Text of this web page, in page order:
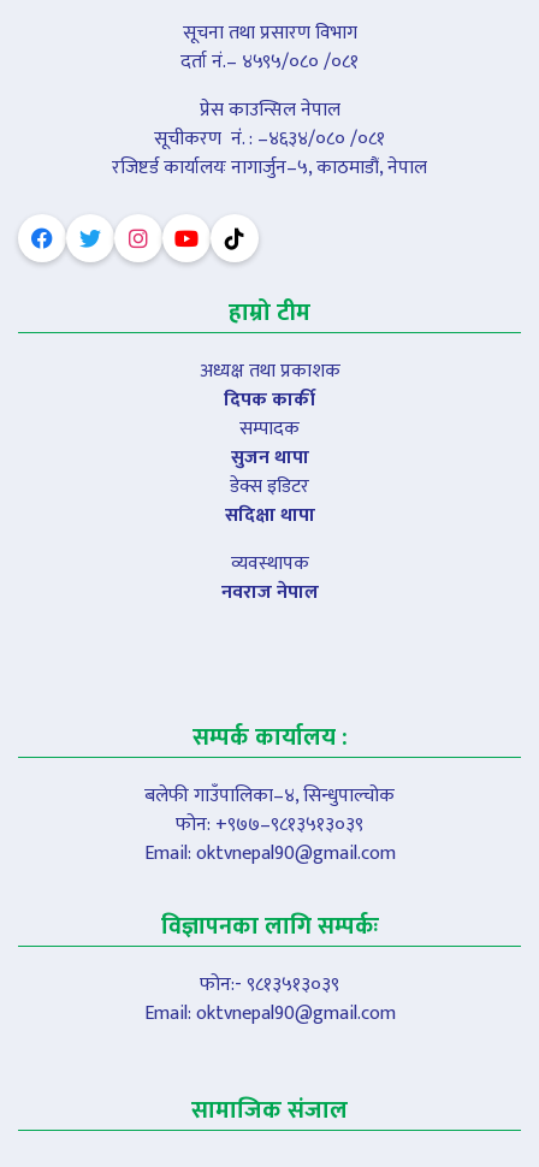
सूचना तथा प्रसारण विभाग
दर्ता नं.– ४५९५/०८० /०८१
प्रेस काउन्सिल नेपाल
सूचीकरण नंं. : –४६३४/०८० /०८१
रजिष्टर्ड कार्यालयः नागार्जुन–५, काठमाडौं, नेपाल
हाम्रो टीम
अध्यक्ष तथा प्रकाशक
दिपक कार्की
सम्पादक
सुजन थापा
डेक्स इडिटर
सदिक्षा थापा
व्यवस्थापक
नवराज नेपाल
सम्पर्क कार्यालय :
बलेफी गाउँपालिका–४, सिन्धुपाल्चोक
फोन: +९७७–९८१३५१३०३९
Email:oktvnepal90@gmail.com
विज्ञापनका लागि सम्पर्कः
फोन:- ९८१३५१३०३९
Email:oktvnepal90@gmail.com
सामाजिक संजाल